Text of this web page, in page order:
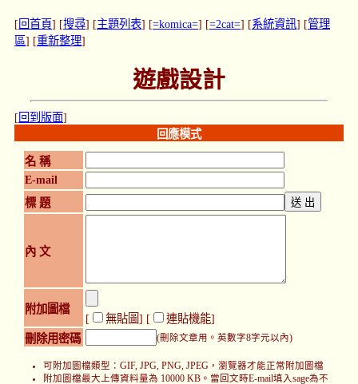
[ 回首頁] [搜尋] [主題列表] [=komica=] [=2cat=] [系統資訊] [管理
區] [重新整理]
遊戲設計
[ 回到版面]
回應模式
名 稱
E-mail
標 題
內 文
附加圖檔
[ 無貼圖] [ 連貼機能]
刪除用密碼
(刪除文章用。英數字8字元以內)
可附加圖檔類型：GIF, JPG, PNG, JPEG，瀏覽器才能正常附加圖檔
附加圖檔最大上傳資料量為 10000 KB。當回文時E-mail填入sage為不